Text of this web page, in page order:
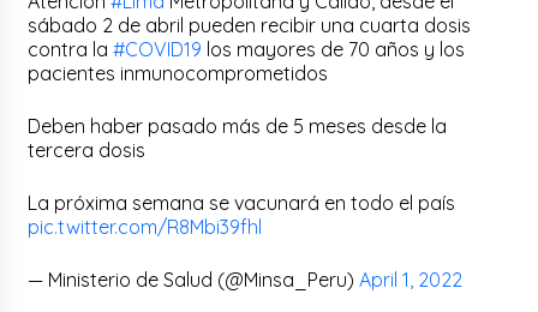
sábado 2 de abril pueden recibir una cuarta dosis
contra la#COVID19 los mayores de 70 años y los
pacientes inmunocomprometidos
Deben haber pasado más de 5 meses desde la
tercera dosis
La próxima semana se vacunará en todo el país
pic.twitter.com/R8Mbi39fhl
— Ministerio de Salud (@Minsa_Peru)April 1, 2022